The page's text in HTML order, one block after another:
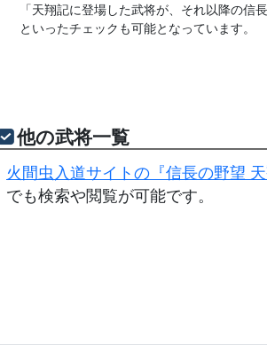
「天翔記に登場した武将が、それ以降の信
といったチェックも可能となっています。
他の武将一覧
火間虫入道サイトの『信長の野望
でも検索や閲覧が可能です。